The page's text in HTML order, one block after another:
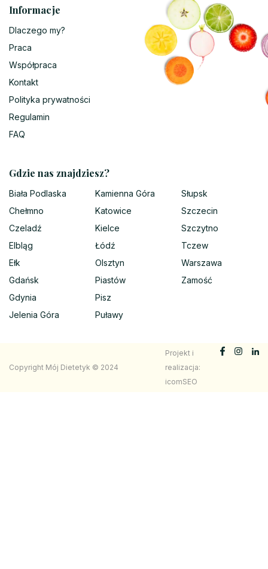
Informacje
Dlaczego my?
Praca
Współpraca
Kontakt
Polityka prywatności
Regulamin
FAQ
Gdzie nas znajdziesz?
Biała Podlaska
Chełmno
Czeladź
Elbląg
Ełk
Gdańsk
Gdynia
Jelenia Góra
Kamienna Góra
Katowice
Kielce
Łódź
Olsztyn
Piastów
Pisz
Puławy
Słupsk
Szczecin
Szczytno
Tczew
Warszawa
Zamość
Copyright Mój Dietetyk © 2024
Projekt i
realizacja:
icomSEO